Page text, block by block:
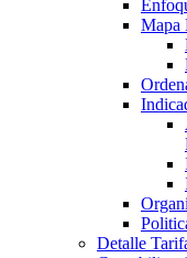
Mapa
Detalle